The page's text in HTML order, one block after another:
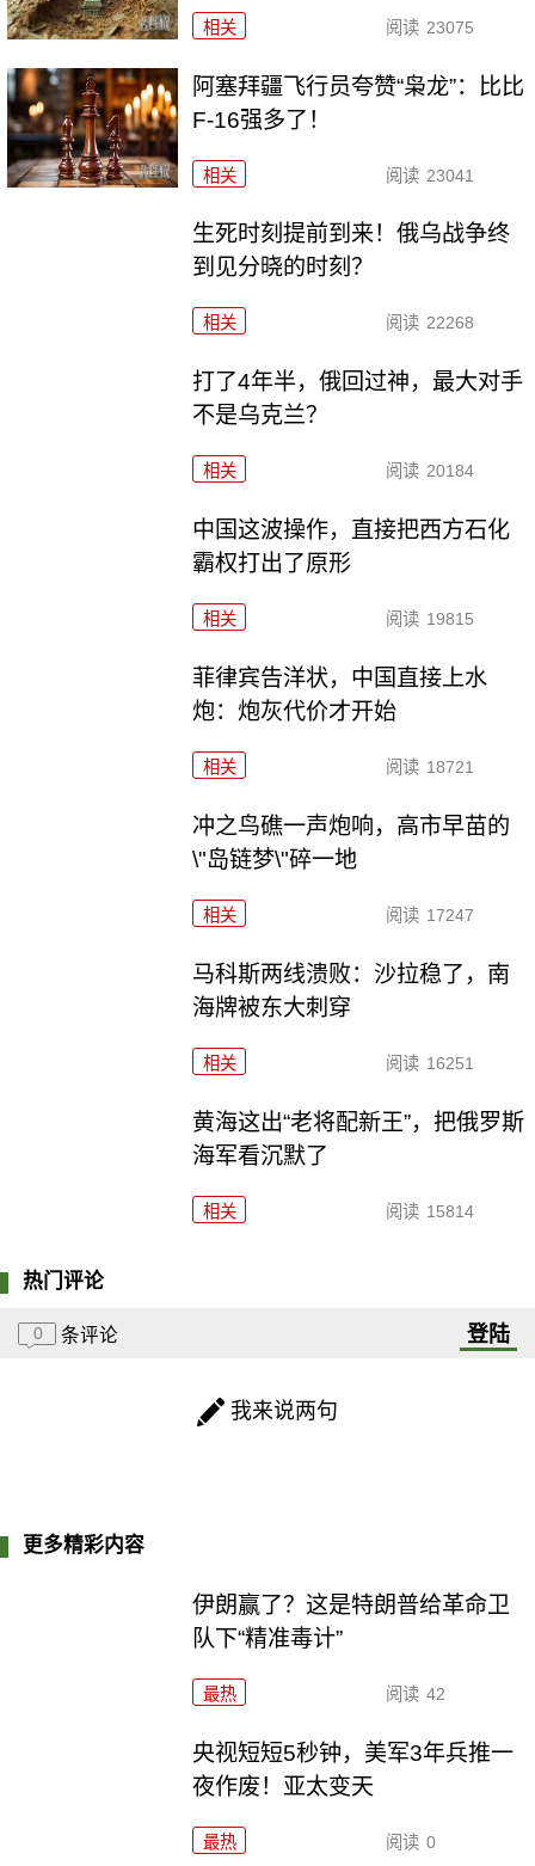
相关 阅读 23075
阿塞拜疆飞行员夸赞“枭龙”：比比
F-16强多了！
相关 阅读 23041
生死时刻提前到来！俄乌战争终
到见分晓的时刻？
相关 阅读 22268
打了4年半，俄回过神，最大对手
不是乌克兰？
相关 阅读 20184
中国这波操作，直接把西方石化
霸权打出了原形
相关 阅读 19815
菲律宾告洋状，中国直接上水
炮：炮灰代价才开始
相关 阅读 18721
冲之鸟礁一声炮响，高市早苗的
\"岛链梦\"碎一地
相关 阅读 17247
马科斯两线溃败：沙拉稳了，南
海牌被东大刺穿
相关 阅读 16251
黄海这出“老将配新王”，把俄罗斯
海军看沉默了
相关 阅读 15814
热门评论
0 条评论 登陆
我来说两句
更多精彩内容
伊朗赢了？这是特朗普给革命卫
队下“精准毒计”
最热 阅读 42
央视短短5秒钟，美军3年兵推一
夜作废！亚太变天
最热 阅读 0